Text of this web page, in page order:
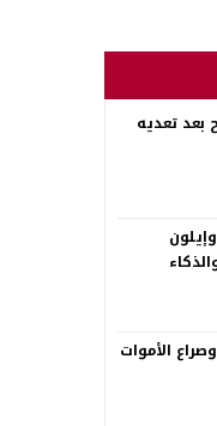
بعد تعديه
حسين النجار يكتب : علم السفح وصراع الأموات